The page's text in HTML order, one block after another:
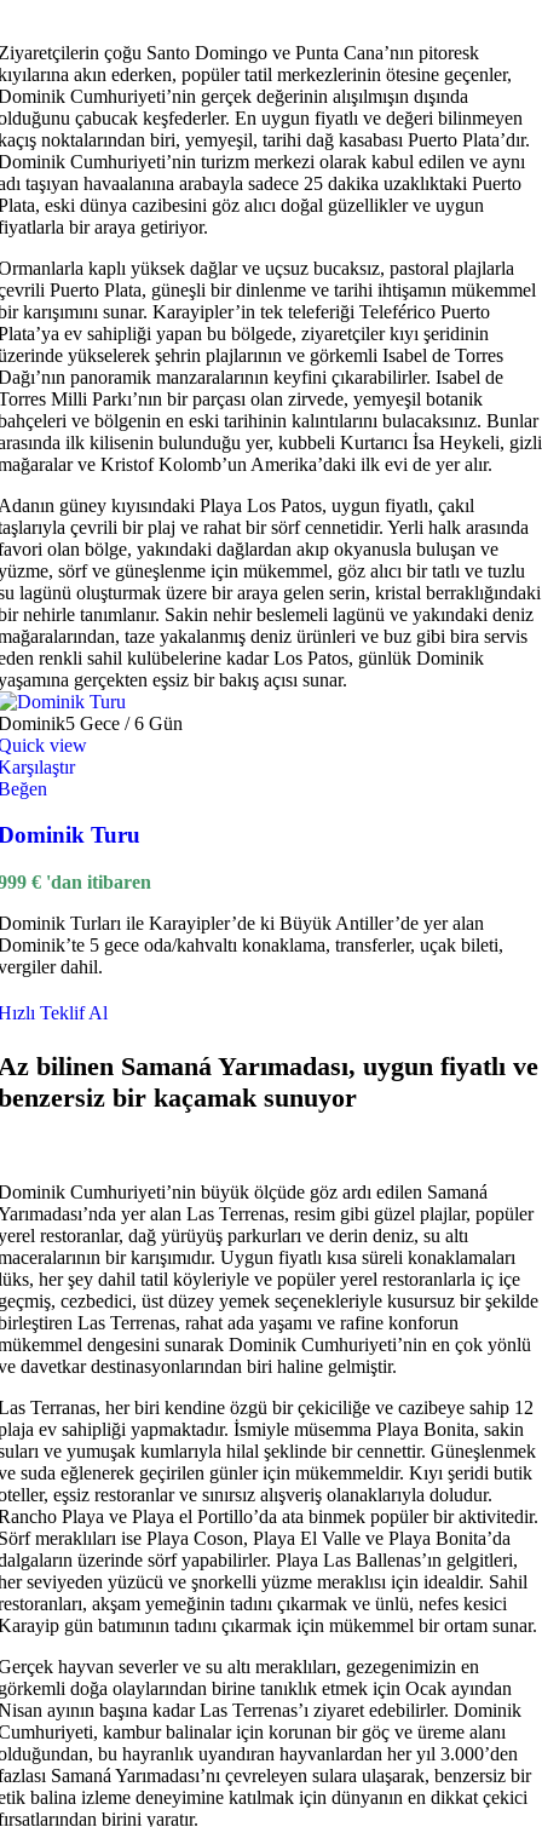
çoğu Santo Domingo ve Punta Cana’nın pitoresk
akın ederken, popüler tatil merkezlerinin ötesine geçenler,
Cumhuriyeti’nin gerçek değerinin alışılmışın dışında
çabucak keşfederler. En uygun fiyatlı ve değeri bilinmeyen
noktalarından biri, yemyeşil, tarihi dağ kasabası Puerto Plata’dır.
Cumhuriyeti’nin turizm merkezi olarak kabul edilen ve aynı
taşıyan havaalanına arabayla sadece 25 dakika uzaklıktaki Puerto
eski dünya cazibesini göz alıcı doğal güzellikler ve uygun
bir araya getiriyor.
kaplı yüksek dağlar ve uçsuz bucaksız, pastoral plajlarla
Puerto Plata, güneşli bir dinlenme ve tarihi ihtişamın mükemmel
karışımını sunar. Karayipler’in tek teleferiği Teleférico Puerto
ev sahipliği yapan bu bölgede, ziyaretçiler kıyı şeridinin
yükselerek şehrin plajlarının ve görkemli Isabel de Torres
panoramik manzaralarının keyfini çıkarabilirler. Isabel de
Milli Parkı’nın bir parçası olan zirvede, yemyeşil botanik
ve bölgenin en eski tarihinin kalıntılarını bulacaksınız. Bunlar
ilk kilisenin bulunduğu yer, kubbeli Kurtarıcı İsa Heykeli, gizli
ve Kristof Kolomb’un Amerika’daki ilk evi de yer alır.
güney kıyısındaki Playa Los Patos, uygun fiyatlı, çakıl
çevrili bir plaj ve rahat bir sörf cennetidir. Yerli halk arasında
olan bölge, yakındaki dağlardan akıp okyanusla buluşan ve
sörf ve güneşlenme için mükemmel, göz alıcı bir tatlı ve tuzlu
lagünü oluşturmak üzere bir araya gelen serin, kristal berraklığındaki
nehirle tanımlanır. Sakin nehir beslemeli lagünü ve yakındaki deniz
taze yakalanmış deniz ürünleri ve buz gibi bira servis
renkli sahil kulübelerine kadar Los Patos, günlük Dominik
gerçekten eşsiz bir bakış açısı sunar.
5 Gece / 6 Gün
view
Turu
€ 'dan itibaren
Turları ile Karayipler’de ki Büyük Antiller’de yer alan
5 gece oda/kahvaltı konaklama, transferler, uçak bileti,
dahil.
Teklif Al
bilinen Samaná Yarımadası, uygun fiyatlı ve
bir kaçamak sunuyor
Cumhuriyeti’nin büyük ölçüde göz ardı edilen Samaná
yer alan Las Terrenas, resim gibi güzel plajlar, popüler
restoranlar, dağ yürüyüş parkurları ve derin deniz, su altı
bir karışımıdır. Uygun fiyatlı kısa süreli konaklamaları
her şey dahil tatil köyleriyle ve popüler yerel restoranlarla iç içe
cezbedici, üst düzey yemek seçenekleriyle kusursuz bir şekilde
Las Terrenas, rahat ada yaşamı ve rafine konforun
dengesini sunarak Dominik Cumhuriyeti’nin en çok yönlü
davetkar destinasyonlarından biri haline gelmiştir.
Terranas, her biri kendine özgü bir çekiciliğe ve cazibeye sahip 12
ev sahipliği yapmaktadır. İsmiyle müsemma Playa Bonita, sakin
ve yumuşak kumlarıyla hilal şeklinde bir cennettir. Güneşlenmek
suda eğlenerek geçirilen günler için mükemmeldir. Kıyı şeridi butik
eşsiz restoranlar ve sınırsız alışveriş olanaklarıyla doludur.
Playa ve Playa el Portillo’da ata binmek popüler bir aktivitedir.
meraklıları ise Playa Coson, Playa El Valle ve Playa Bonita’da
üzerinde sörf yapabilirler. Playa Las Ballenas’ın gelgitleri,
seviyeden yüzücü ve şnorkelli yüzme meraklısı için idealdir. Sahil
akşam yemeğinin tadını çıkarmak ve ünlü, nefes kesici
gün batımının tadını çıkarmak için mükemmel bir ortam sunar.
hayvan severler ve su altı meraklıları, gezegenimizin en
doğa olaylarından birine tanıklık etmek için Ocak ayından
ayının başına kadar Las Terrenas’ı ziyaret edebilirler. Dominik
kambur balinalar için korunan bir göç ve üreme alanı
bu hayranlık uyandıran hayvanlardan her yıl 3.000’den
Samaná Yarımadası’nı çevreleyen sulara ulaşarak, benzersiz bir
balina izleme deneyimine katılmak için dünyanın en dikkat çekici
birini yaratır.